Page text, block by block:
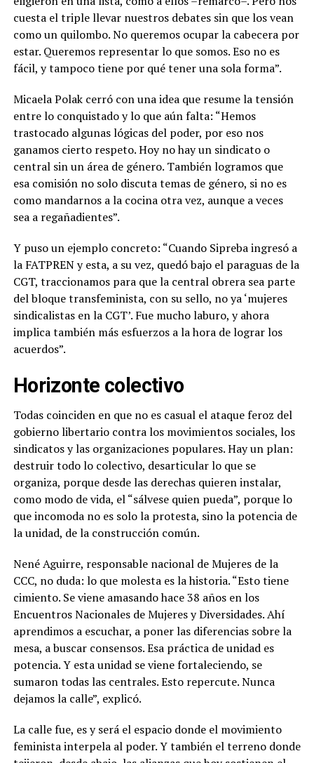
cuesta el triple llevar nuestros debates sin que los vean
como un quilombo. No queremos ocupar la cabecera por
estar. Queremos representar lo que somos. Eso no es
fácil, y tampoco tiene por qué tener una sola forma”.
Micaela Polak cerró con una idea que resume la tensión
entre lo conquistado y lo que aún falta: “Hemos
trastocado algunas lógicas del poder, por eso nos
ganamos cierto respeto. Hoy no hay un sindicato o
central sin un área de género. También logramos que
esa comisión no solo discuta temas de género, si no es
como mandarnos a la cocina otra vez, aunque a veces
sea a regañadientes”.
Y puso un ejemplo concreto: “Cuando Sipreba ingresó a
la FATPREN y esta, a su vez, quedó bajo el paraguas de la
CGT, traccionamos para que la central obrera sea parte
del bloque transfeminista, con su sello, no ya ‘mujeres
sindicalistas en la CGT’. Fue mucho laburo, y ahora
implica también más esfuerzos a la hora de lograr los
acuerdos”.
Horizonte colectivo
Todas coinciden en que no es casual el ataque feroz del
gobierno libertario contra los movimientos sociales, los
sindicatos y las organizaciones populares. Hay un plan:
destruir todo lo colectivo, desarticular lo que se
organiza, porque desde las derechas quieren instalar,
como modo de vida, el “sálvese quien pueda”, porque lo
que incomoda no es solo la protesta, sino la potencia de
la unidad, de la construcción común.
Nené Aguirre, responsable nacional de Mujeres de la
CCC, no duda: lo que molesta es la historia. “Esto tiene
cimiento. Se viene amasando hace 38 años en los
Encuentros Nacionales de Mujeres y Diversidades. Ahí
aprendimos a escuchar, a poner las diferencias sobre la
mesa, a buscar consensos. Esa práctica de unidad es
potencia. Y esta unidad se viene fortaleciendo, se
sumaron todas las centrales. Esto repercute. Nunca
dejamos la calle”, explicó.
La calle fue, es y será el espacio donde el movimiento
feminista interpela al poder. Y también el terreno donde